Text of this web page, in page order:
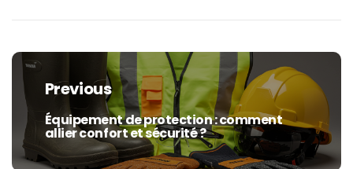
Navigation
de
l’article
Previous
Previous
post:
Équipement de protection : comment
allier confort et sécurité ?